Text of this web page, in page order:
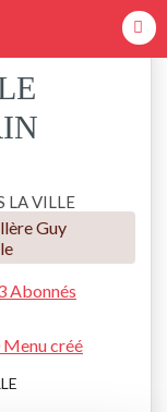
LA VILLE
Guy
Abonnés
Menu créé